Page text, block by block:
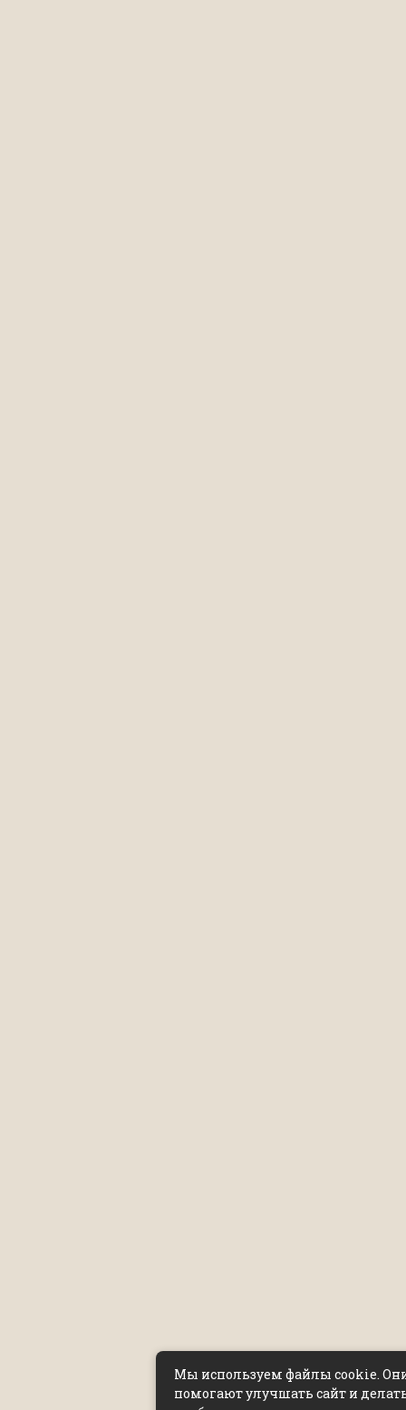
Мы используем файлы cookie.
помогают улучшать сайт и